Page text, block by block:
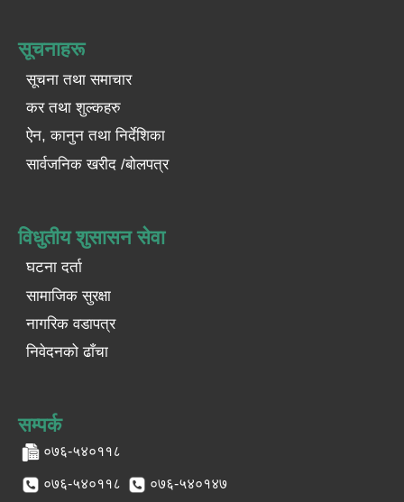
सूचनाहरू
सूचना तथा समाचार
कर तथा शुल्कहरु
ऐन, कानुन तथा निर्देशिका
सार्वजनिक खरीद /बोलपत्र
विधुतीय शुसासन सेवा
घटना दर्ता
सामाजिक सुरक्षा
नागरिक वडापत्र
निवेदनको ढाँचा
सम्पर्क
०७६-५४०११८
०७६-५४०११८ ०७६-५४०१४७